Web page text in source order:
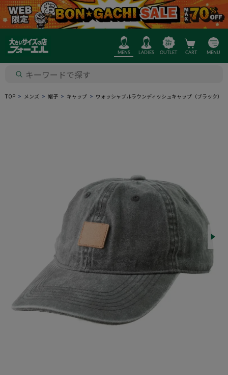
MENS LADIES OUTLET CART MENU
TOP メンズ 帽子 キャップ ウォッシャブルラウンディッシュキャップ（ブラック）